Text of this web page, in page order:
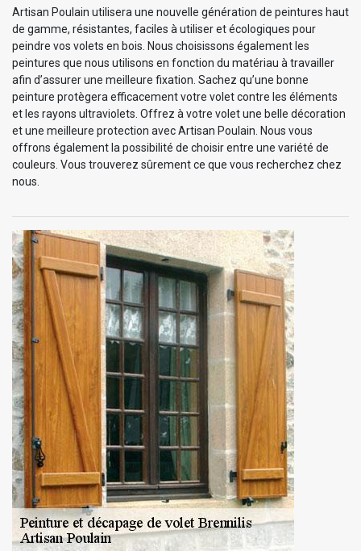
Artisan Poulain utilisera une nouvelle génération de peintures haut
de gamme, résistantes, faciles à utiliser et écologiques pour
peindre vos volets en bois. Nous choisissons également les
peintures que nous utilisons en fonction du matériau à travailler
afin d’assurer une meilleure fixation. Sachez qu’une bonne
peinture protègera efficacement votre volet contre les éléments
et les rayons ultraviolets. Offrez à votre volet une belle décoration
et une meilleure protection avec Artisan Poulain. Nous vous
offrons également la possibilité de choisir entre une variété de
couleurs. Vous trouverez sûrement ce que vous recherchez chez
nous.